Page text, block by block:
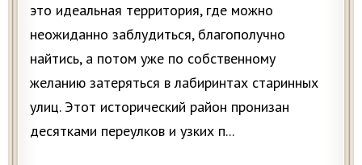
это идеальная территория, где можно
неожиданно заблудиться, благополучно
найтись, а потом уже по собственному
желанию затеряться в лабиринтах старинных
улиц. Этот исторический район пронизан
десятками переулков и узких п...